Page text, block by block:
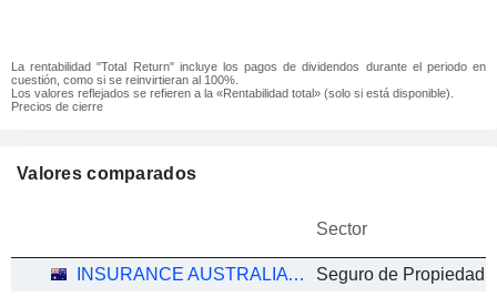
La rentabilidad "Total Return" incluye los pagos de dividendos durante el periodo en
cuestión, como si se reinvirtieran al 100%.
Los valores reflejados se refieren a la «Rentabilidad total» (solo si está disponible).
Precios de cierre
Valores comparados
Sector
INSURANCE AUSTRALIA GROUP LIMITED